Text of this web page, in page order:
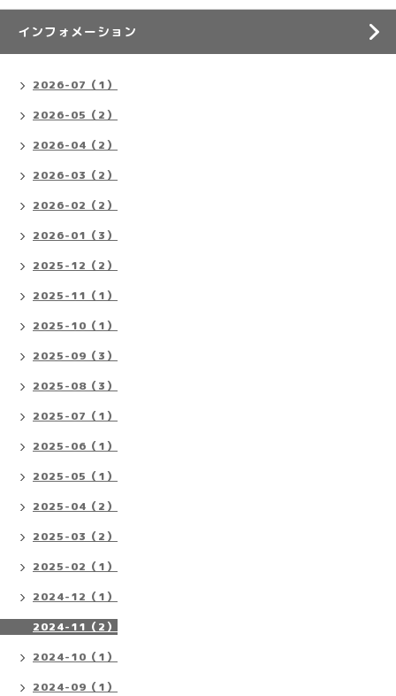
インフォメーション
2026-07（1）
2026-05（2）
2026-04（2）
2026-03（2）
2026-02（2）
2026-01（3）
2025-12（2）
2025-11（1）
2025-10（1）
2025-09（3）
2025-08（3）
2025-07（1）
2025-06（1）
2025-05（1）
2025-04（2）
2025-03（2）
2025-02（1）
2024-12（1）
2024-11（2）
2024-10（1）
2024-09（1）